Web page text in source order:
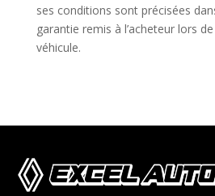
ses conditions sont précisées
garantie remis à l’acheteur lors
véhicule.